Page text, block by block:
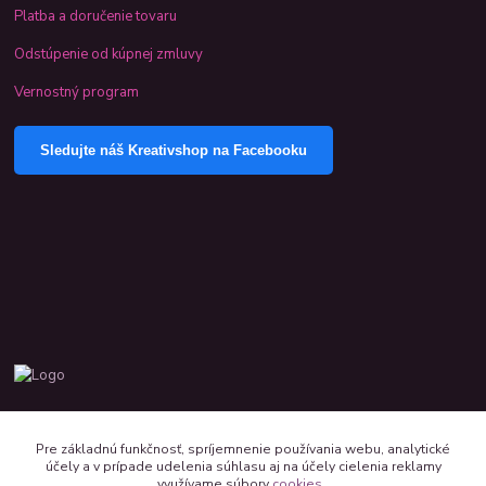
Platba a doručenie tovaru
Odstúpenie od kúpnej zmluvy
Vernostný program
Sledujte náš Kreativshop na Facebooku
kreativshop@kreativshop.sk
Pre základnú funkčnosť, spríjemnenie používania webu, analytické
účely a v prípade udelenia súhlasu aj na účely cielenia reklamy